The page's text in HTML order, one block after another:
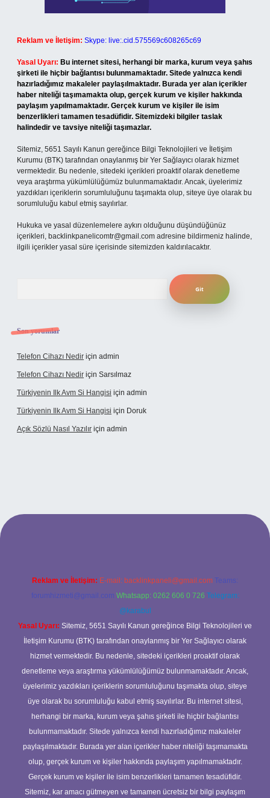
Reklam ve İletişim: Skype: live:.cid.575569c608265c69
Yasal Uyarı: Bu internet sitesi, herhangi bir marka, kurum veya şahıs
şirketi ile hiçbir bağlantısı bulunmamaktadır. Sitede yalnızca kendi
hazırladığımız makaleler paylaşılmaktadır. Burada yer alan içerikler
haber niteliği taşımamakta olup, gerçek kurum ve kişiler hakkında
paylaşım yapılmamaktadır. Gerçek kurum ve kişiler ile isim
benzerlikleri tamamen tesadüfidir. Sitemizdeki bilgiler taslak
halindedir ve tavsiye niteliği taşımazlar.
Sitemiz, 5651 Sayılı Kanun gereğince Bilgi Teknolojileri ve İletişim
Kurumu (BTK) tarafından onaylanmış bir Yer Sağlayıcı olarak hizmet
vermektedir. Bu nedenle, sitedeki içerikleri proaktif olarak denetleme
veya araştırma yükümlülüğümüz bulunmamaktadır. Ancak, üyelerimiz
yazdıkları içeriklerin sorumluluğunu taşımakta olup, siteye üye olarak bu
sorumluluğu kabul etmiş sayılırlar.
Hukuka ve yasal düzenlemelere aykırı olduğunu düşündüğünüz
içerikleri, backlinkpanelicomtr@gmail.com adresine bildirmeniz halinde,
ilgili içerikler yasal süre içerisinde sitemizden kaldırılacaktır.
Son yorumlar
Telefon Cihazı Nedir için admin
Telefon Cihazı Nedir için Sarsılmaz
Türkiyenin Ilk Avm Si Hangisi için admin
Türkiyenin Ilk Avm Si Hangisi için Doruk
Açık Sözlü Nasıl Yazılır için admin
Reklam ve İletişim: E-mail: backlinkpaneli@gmail.com Teams:
forumhizmeti@gmail.com Whatsapp: 0262 606 0 726 Telegram:
@karabul
Yasal Uyarı: Sitemiz, 5651 Sayılı Kanun gereğince Bilgi Teknolojileri ve
İletişim Kurumu (BTK) tarafından onaylanmış bir Yer Sağlayıcı olarak
hizmet vermektedir. Bu nedenle, sitedeki içerikleri proaktif olarak
denetleme veya araştırma yükümlülüğümüz bulunmamaktadır. Ancak,
üyelerimiz yazdıkları içeriklerin sorumluluğunu taşımakta olup, siteye
üye olarak bu sorumluluğu kabul etmiş sayılırlar. Bu internet sitesi,
herhangi bir marka, kurum veya şahıs şirketi ile hiçbir bağlantısı
bulunmamaktadır. Sitede yalnızca kendi hazırladığımız makaleler
paylaşılmaktadır. Burada yer alan içerikler haber niteliği taşımamakta
olup, gerçek kurum ve kişiler hakkında paylaşım yapılmamaktadır.
Gerçek kurum ve kişiler ile isim benzerlikleri tamamen tesadüfidir.
Sitemiz, kar amacı gütmeyen ve tamamen ücretsiz bir bilgi paylaşım